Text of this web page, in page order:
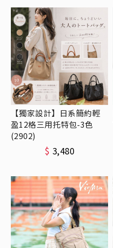
【獨家設計】日系簡約輕
盈12格三用托特包-3色
(2902)
$ 3,480